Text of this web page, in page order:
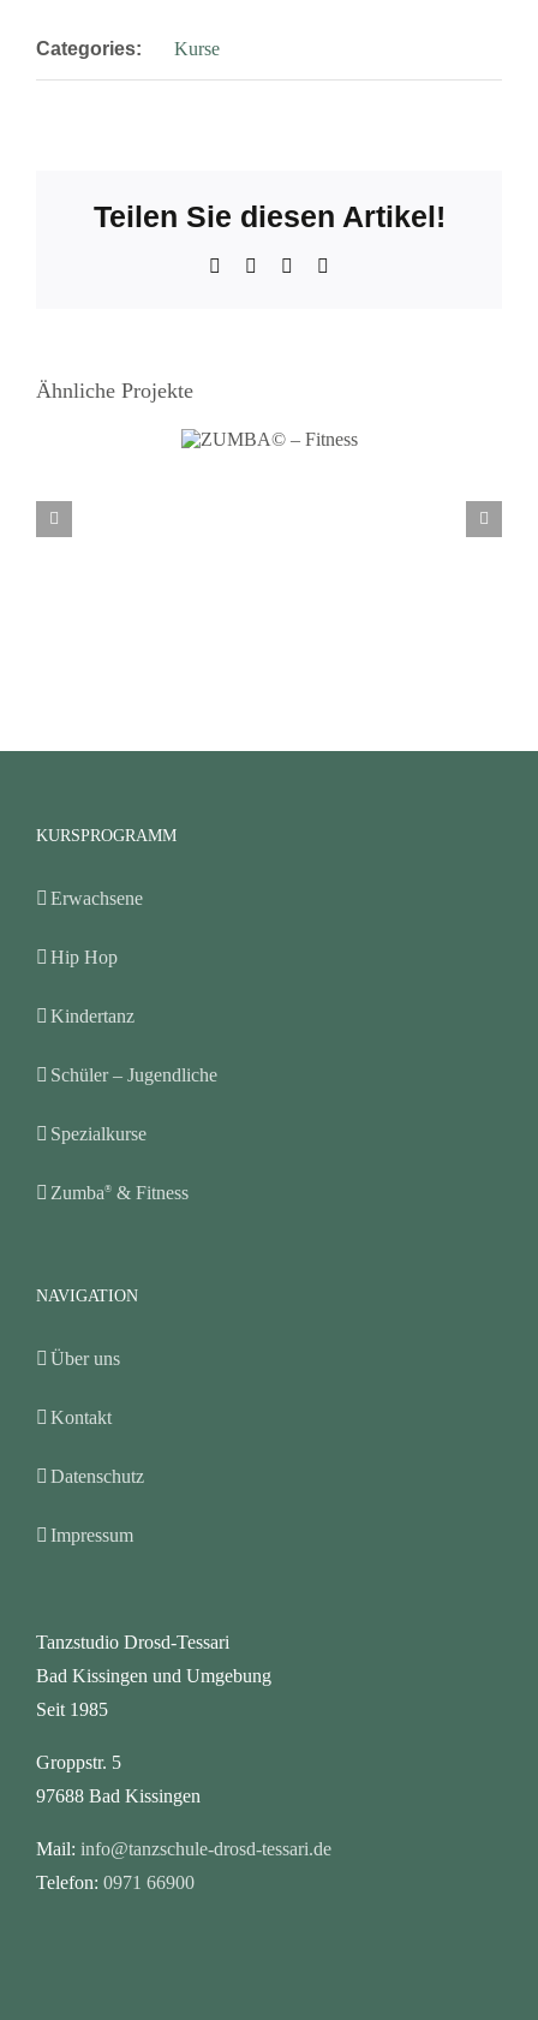
Categories: Kurse
Teilen Sie diesen Artikel!
Facebook WhatsApp
Ähnliche Projekte
KURSPROGRAMM
Erwachsene
Hip Hop
Kindertanz
Schüler – Jugendliche
Spezialkurse
Zumba® & Fitness
NAVIGATION
Über uns
Kontakt
Datenschutz
Impressum
Tanzstudio Drosd-Tessari
Bad Kissingen und Umgebung
Seit 1985
Groppstr. 5
97688 Bad Kissingen
Mail: info@tanzschule-drosd-tessari.de
Telefon: 0971 66900